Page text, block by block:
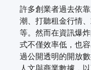
許多創業者過去依
潮、打聽租金行情
等。然而在資訊爆
式不僅效率低，也
過公開透明的開放